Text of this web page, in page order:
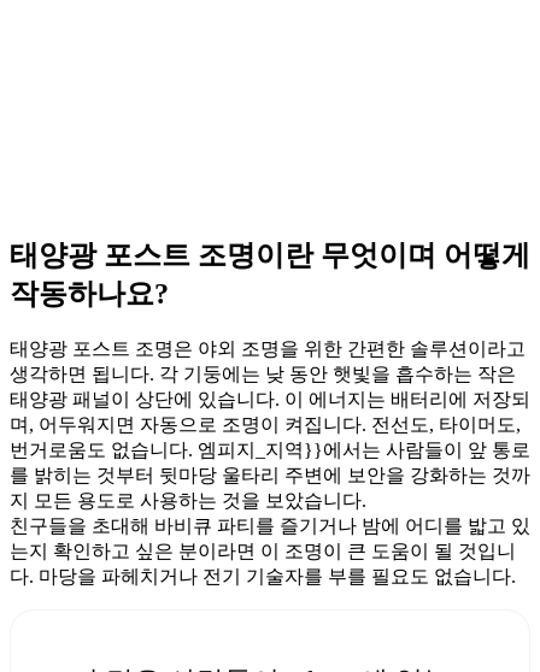
태양광 포스트 조명이란 무엇이며 어떻게
작동하나요?
태양광 포스트 조명은 야외 조명을 위한 간편한 솔루션이라고
생각하면 됩니다. 각 기둥에는 낮 동안 햇빛을 흡수하는 작은
태양광 패널이 상단에 있습니다. 이 에너지는 배터리에 저장되
며, 어두워지면 자동으로 조명이 켜집니다. 전선도, 타이머도,
번거로움도 없습니다. 엠피지_지역}}에서는 사람들이 앞 통로
를 밝히는 것부터 뒷마당 울타리 주변에 보안을 강화하는 것까
지 모든 용도로 사용하는 것을 보았습니다.
친구들을 초대해 바비큐 파티를 즐기거나 밤에 어디를 밟고 있
는지 확인하고 싶은 분이라면 이 조명이 큰 도움이 될 것입니
다. 마당을 파헤치거나 전기 기술자를 부를 필요도 없습니다.